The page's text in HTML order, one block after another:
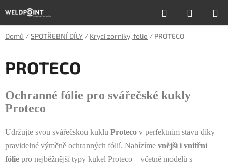
na
obsah
Hledat
KOŠÍK
Domů /SPOTŘEBNÍ DÍLY / Krycí zorníky, folie / PROTECO
PROTECO
Ochranné fólie pro svářečské kukly
Proteco
Udržujte svou svářečskou kuklu Proteco v perfektním stavu díky
pravidelné výměně ochranných fólií. Nabízíme vnější i vnitřní
fólie pro nejběžnější typy kukel Proteco – včetně modelů s